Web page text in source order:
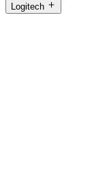
Logitech